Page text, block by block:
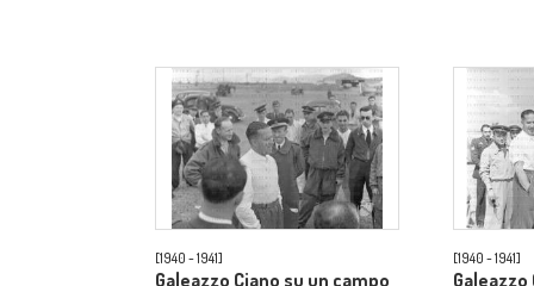
[1940 - 1941]
Galeazzo Ciano su un campo
[1940 - 1941]